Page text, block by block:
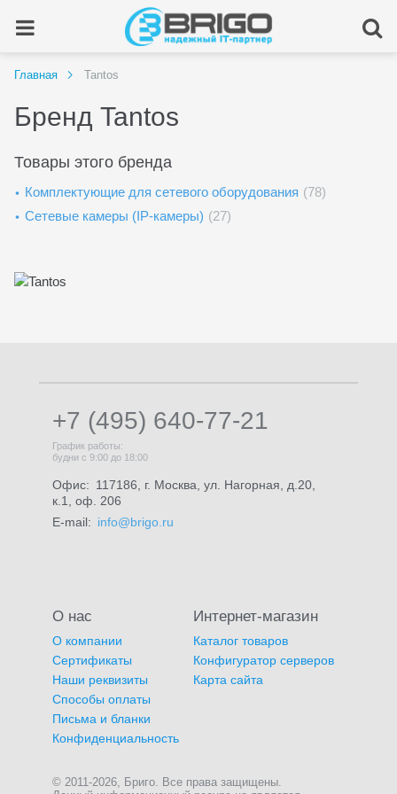
Главная Tantos
Бренд Tantos
Товары этого бренда
Комплектующие для сетевого оборудования (78)
Сетевые камеры (IP-камеры) (27)
+7 (495) 640-77-21
График работы:
будни с 9:00 до 18:00
Офис: 117186, г. Москва, ул. Нагорная, д.20,
к.1, оф. 206
E-mail: info@brigo.ru
О нас
О компании
Сертификаты
Наши реквизиты
Способы оплаты
Письма и бланки
Конфиденциальность
Интернет-магазин
Каталог товаров
Конфигуратор серверов
Карта сайта
© 2011-2026, Бриго. Все права защищены.